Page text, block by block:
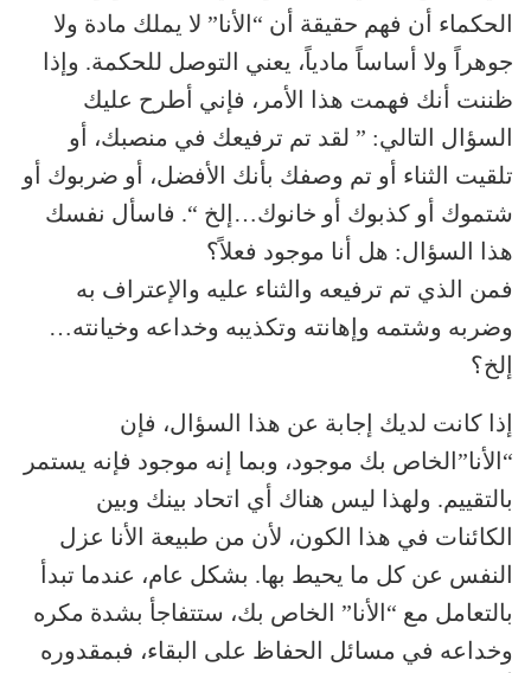
الحكماء أن فهم حقيقة أن “الأنا” لا يملك مادة ولا
جوهراً ولا أساساً مادياً، يعني التوصل للحكمة. وإذا
ظننت أنك فهمت هذا الأمر، فإني أطرح عليك
السؤال التالي: ” لقد تم ترفيعك في منصبك، أو
تلقيت الثناء أو تم وصفك بأنك الأفضل، أو ضربوك أو
شتموك أو كذبوك أو خانوك…إلخ “. فاسأل نفسك
هذا السؤال: هل أنا موجود فعلاً؟
فمن الذي تم ترفيعه والثناء عليه والإعتراف به
وضربه وشتمه وإهانته وتكذيبه وخداعه وخيانته…
إلخ؟
إذا كانت لديك إجابة عن هذا السؤال، فإن
“الأنا”الخاص بك موجود، وبما إنه موجود فإنه يستمر
بالتقييم. ولهذا ليس هناك أي اتحاد بينك وبين
الكائنات في هذا الكون، لأن من طبيعة الأنا عزل
النفس عن كل ما يحيط بها. بشكل عام، عندما تبدأ
بالتعامل مع “الأنا” الخاص بك، ستتفاجأ بشدة مكره
وخداعه في مسائل الحفاظ على البقاء، فبمقدوره